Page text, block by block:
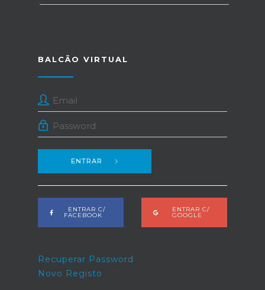
BALCÃO VIRTUAL
ENTRAR
ENTRAR C/
FACEBOOK
ENTRAR C/
GOOGLE
Recuperar Password
Novo Registo